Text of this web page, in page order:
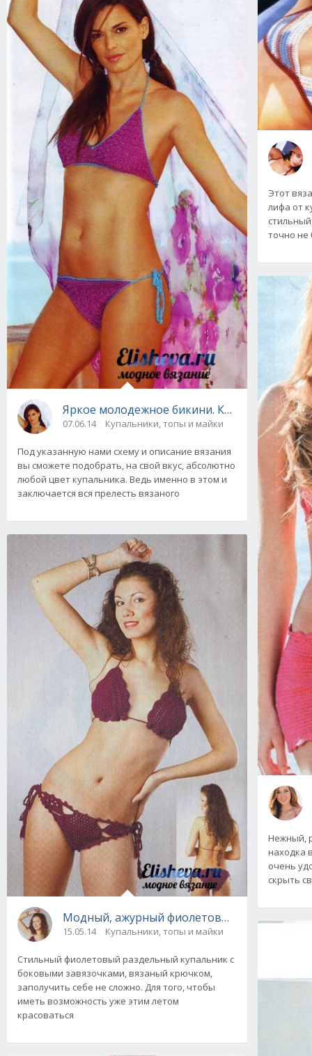
Яркое молодежное бикини. Купальник
07.06.14 Купальники, топы и майки
Под указанную нами схему и описание вязания
вы сможете подобрать, на свой вкус, абсолютно
любой цвет купальника. Ведь именно в этом и
заключается вся прелесть вязаного
Модный, ажурный фиолетовый купальник
15.05.14 Купальники, топы и майки
Стильный фиолетовый раздельный купальник с
боковыми завязочками, вязаный крючком,
заполучить себе не сложно. Для того, чтобы
иметь возможность уже этим летом
красоваться
Этот
лифа от
точно не
Нежный,
находка
очень
скрыть